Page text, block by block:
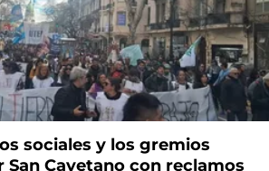
sociales y los gremios
Cayetano con reclamos